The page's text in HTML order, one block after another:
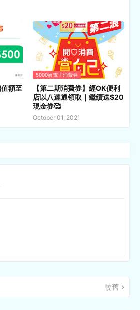
值額至
5000蚊電子消費券
【第二期消費券】經OK便利
店以八達通領取｜繼續送$20
現金券🥰
October 01, 2021
較舊